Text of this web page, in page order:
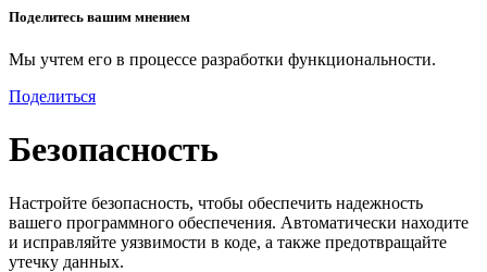
Поделитесь вашим мнением
Мы учтем его в процессе разработки функциональности.
Поделиться
Безопасность
Настройте безопасность, чтобы обеспечить надежность
вашего программного обеспечения. Автоматически находите
и исправляйте уязвимости в коде, а также предотвращайте
утечку данных.